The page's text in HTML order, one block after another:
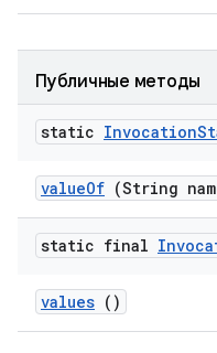
Публичные методы
static Invocation
valueOf (String
static final
values ()